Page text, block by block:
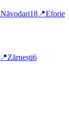
Năvodari18 📍Eforie
📍Zărnești6